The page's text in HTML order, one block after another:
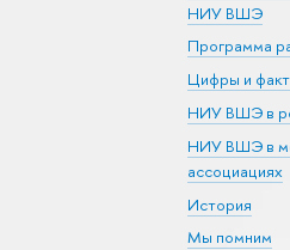
НИУ ВШЭ
Программа
Цифры и
НИУ ВШЭ в
НИУ ВШЭ в
ассоциациях
История
Мы помним